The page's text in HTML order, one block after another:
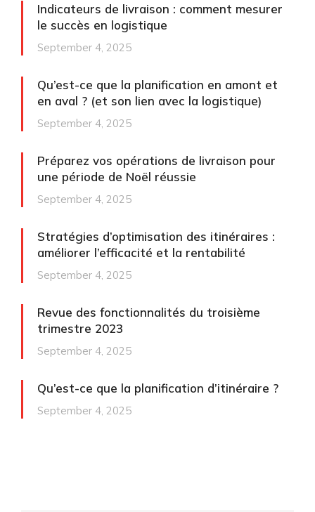
Indicateurs de livraison : comment mesurer
le succès en logistique
September 4, 2025
Qu’est-ce que la planification en amont et
en aval ? (et son lien avec la logistique)
September 4, 2025
Préparez vos opérations de livraison pour
une période de Noël réussie
September 4, 2025
Stratégies d’optimisation des itinéraires :
améliorer l’efficacité et la rentabilité
September 4, 2025
Revue des fonctionnalités du troisième
trimestre 2023
September 4, 2025
Qu’est-ce que la planification d’itinéraire ?
September 4, 2025